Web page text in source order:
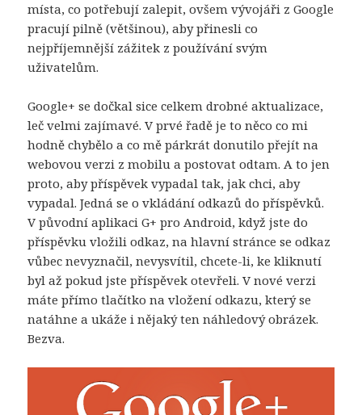
místa, co potřebují zalepit, ovšem vývojáři z Google
pracují pilně (většinou), aby přinesli co
nejpříjemnější zážitek z používání svým
uživatelům.
Google+ se dočkal sice celkem drobné aktualizace,
leč velmi zajímavé. V prvé řadě je to něco co mi
hodně chybělo a co mě párkrát donutilo přejít na
webovou verzi z mobilu a postovat odtam. A to jen
proto, aby příspěvek vypadal tak, jak chci, aby
vypadal. Jedná se o vkládání odkazů do příspěvků.
V původní aplikaci G+ pro Android, když jste do
příspěvku vložili odkaz, na hlavní stránce se odkaz
vůbec nevyznačil, nevysvítil, chcete-li, ke kliknutí
byl až pokud jste příspěvek otevřeli. V nové verzi
máte přímo tlačítko na vložení odkazu, který se
natáhne a ukáže i nějaký ten náhledový obrázek.
Bezva.